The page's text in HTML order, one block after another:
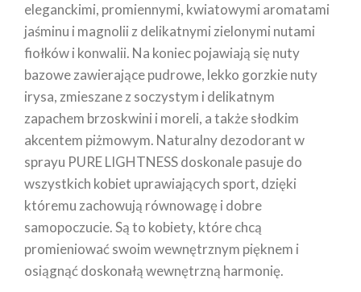
eleganckimi, promiennymi, kwiatowymi aromatami
jaśminu i magnolii z delikatnymi zielonymi nutami
fiołków i konwalii. Na koniec pojawiają się nuty
bazowe zawierające pudrowe, lekko gorzkie nuty
irysa, zmieszane z soczystym i delikatnym
zapachem brzoskwini i moreli, a także słodkim
akcentem piżmowym. Naturalny dezodorant w
sprayu PURE LIGHTNESS doskonale pasuje do
wszystkich kobiet uprawiających sport, dzięki
któremu zachowują równowagę i dobre
samopoczucie. Są to kobiety, które chcą
promieniować swoim wewnętrznym pięknem i
osiągnąć doskonałą wewnętrzną harmonię.